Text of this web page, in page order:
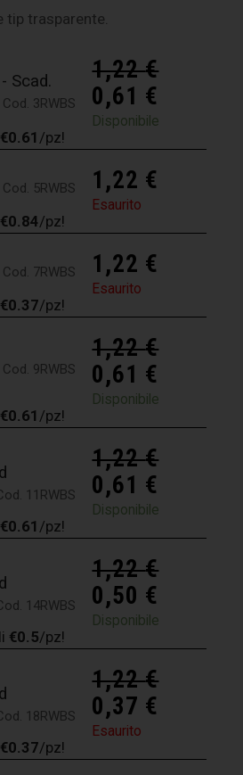
tip trasparente.
Scad.
Cod. 3RWBS
€0.61 /pz!
1,22€
0,61 €
Disponibile
Cod. 5RWBS
€0.84/pz!
1,22 €
Esaurito
Cod. 7RWBS
€0.37/pz!
1,22 €
Esaurito
Cod. 9RWBS
€0.61 /pz!
1,22€
0,61 €
Disponibile
11RWBS
€0.61 /pz!
1,22€
0,61 €
Disponibile
14RWBS
€0.5/pz!
1,22€
0,50 €
Disponibile
18RWBS
€0.37/pz!
1,22€
0,37 €
Esaurito